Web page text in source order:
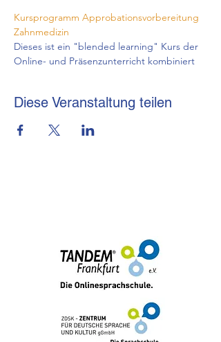
Kursprogramm Approbationsvorbereitung
Zahnmedizin
Dieses ist ein "blended learning" Kurs der
Online- und Präsenzunterricht kombiniert
Diese Veranstaltung teilen